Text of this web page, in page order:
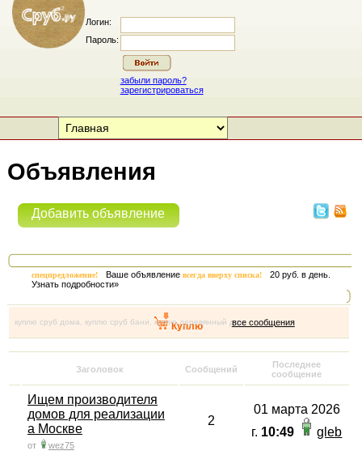
Логин:
Пароль:
забыли пароль?
зарегистрироваться
Объявления
Добавить объявление
спецпредложение! Ваше объявление всегда вверху списка!
20 руб. в день.
Узнать подробности»
Куплю
куплю сруб дома, куплю сруб бани, куплю деревянный домвсе сообщения
Заголовок Сообщений
Последнее
сообщение
Ищем производителя
домов для реализации
а Москве
от wez75
2
01 марта 2026
г. 10:49 gleb